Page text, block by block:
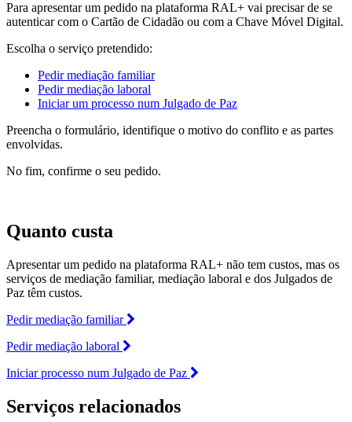
Para apresentar um pedido na plataforma RAL+ vai precisar de se
autenticar com o Cartão de Cidadão ou com a Chave Móvel Digital.
Escolha o serviço pretendido:
Pedir mediação familiar
Pedir mediação laboral
Iniciar um processo num Julgado de Paz
Preencha o formulário, identifique o motivo do conflito e as partes
envolvidas.
No fim, confirme o seu pedido.
Quanto custa
Apresentar um pedido na plataforma RAL+ não tem custos, mas os
serviços de mediação familiar, mediação laboral e dos Julgados de
Paz têm custos.
Pedir mediação familiar
Pedir mediação laboral
Iniciar processo num Julgado de Paz
Serviços relacionados